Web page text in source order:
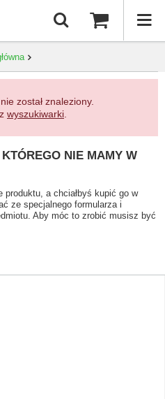
został znaleziony.
wyszukiwarki
NIE MAMY W
produktu, a chciałbyś kupić go w
ze specjalnego formularza i
Aby móc to zrobić musisz być